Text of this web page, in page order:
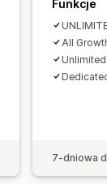
Funkcje
All
7-dniowa